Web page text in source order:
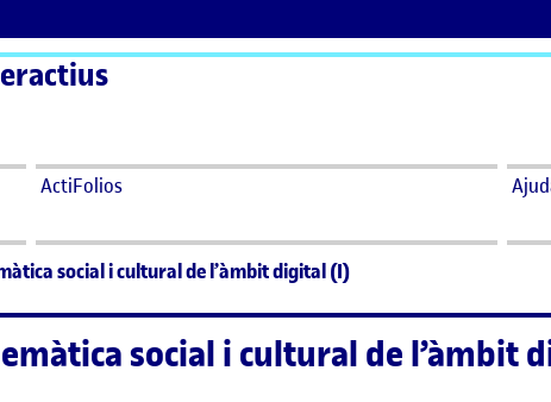
ActiFolios
social i cultural de l’àmbit digital (I)
social i cultural de l’àmbit